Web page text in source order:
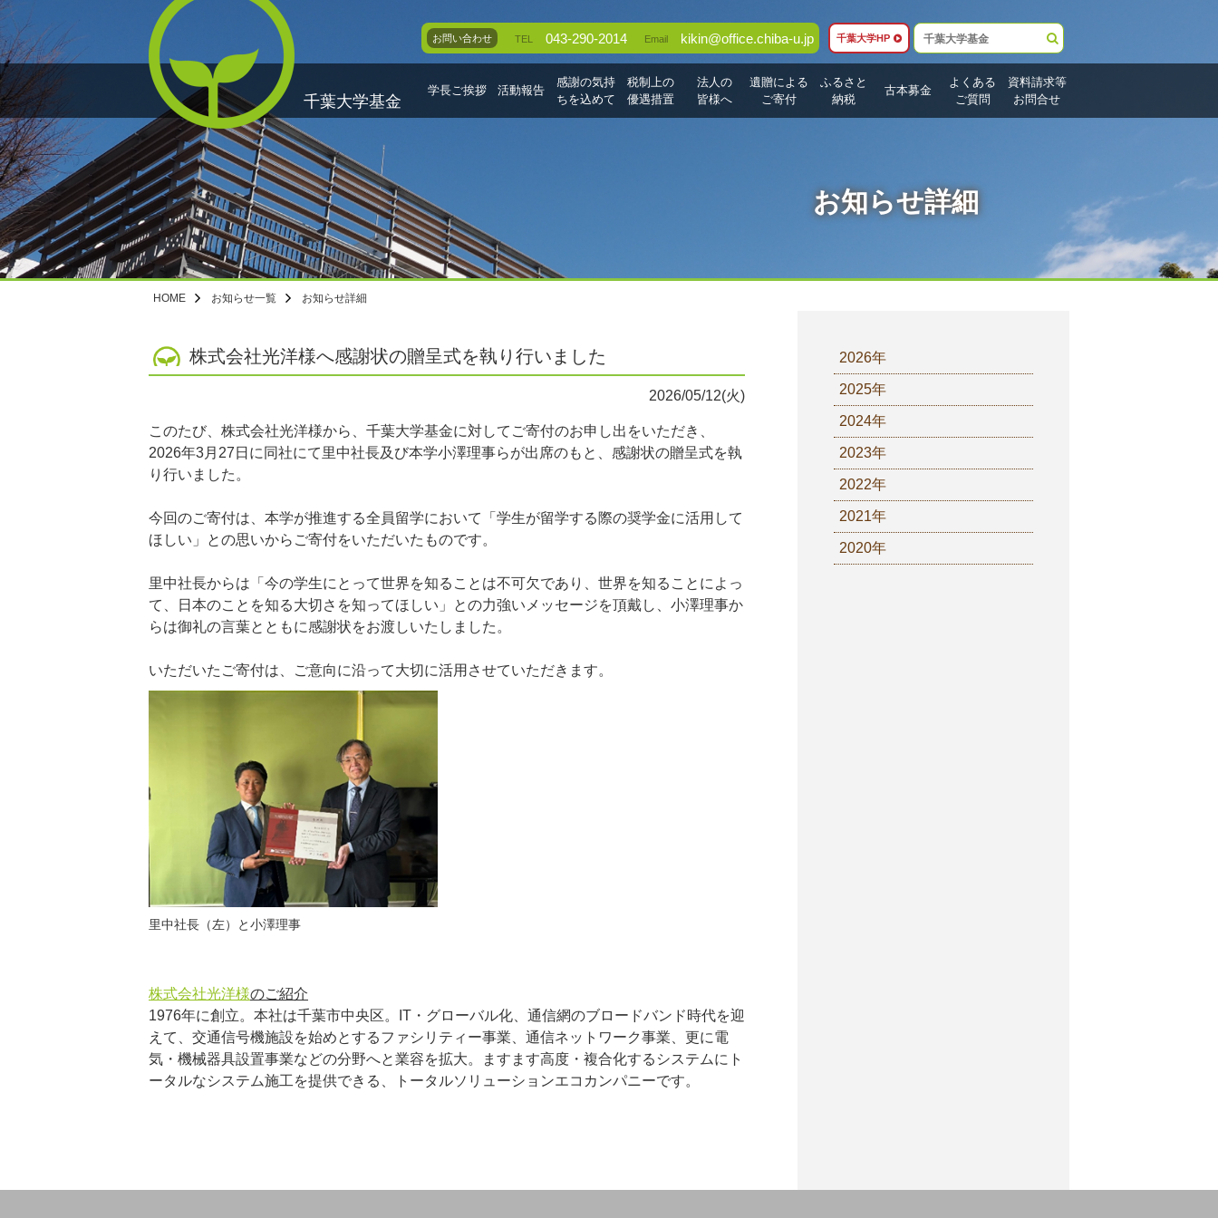
千葉大学基金
学長ご挨拶 活動報告
感謝の気持
ちを込めて
税制上の
優遇措置
法人の
皆様へ
遺贈による
ご寄付
ふるさと
納税
古本募金
よくある
ご質問
資料請求等
お問合せ
お問い合わせ TEL 043-290-2014 Email kikin@office.chiba-u.jp 千葉大学HP
お知らせ詳細
HOME お知らせ一覧 お知らせ詳細
株式会社光洋様へ感謝状の贈呈式を執り行いました
2026/05/12(火)
このたび、株式会社光洋様から、千葉大学基金に対してご寄付のお申し出をいただき、
2026年3月27日に同社にて里中社長及び本学小澤理事らが出席のもと、感謝状の贈呈式を執
り行いました。
今回のご寄付は、本学が推進する全員留学において「学生が留学する際の奨学金に活用して
ほしい」との思いからご寄付をいただいたものです。
里中社長からは「今の学生にとって世界を知ることは不可欠であり、世界を知ることによっ
て、日本のことを知る大切さを知ってほしい」との力強いメッセージを頂戴し、小澤理事か
らは御礼の言葉とともに感謝状をお渡しいたしました。
いただいたご寄付は、ご意向に沿って大切に活用させていただきます。
里中社長（左）と小澤理事
株式会社光洋様のご紹介
1976年に創立。本社は千葉市中央区。IT・グローバル化、通信網のブロードバンド時代を迎
えて、交通信号機施設を始めとするファシリティー事業、通信ネットワーク事業、更に電
気・機械器具設置事業などの分野へと業容を拡大。ますます高度・複合化するシステムにト
ータルなシステム施工を提供できる、トータルソリューションエコカンパニーです。
2026年
2025年
2024年
2023年
2022年
2021年
2020年